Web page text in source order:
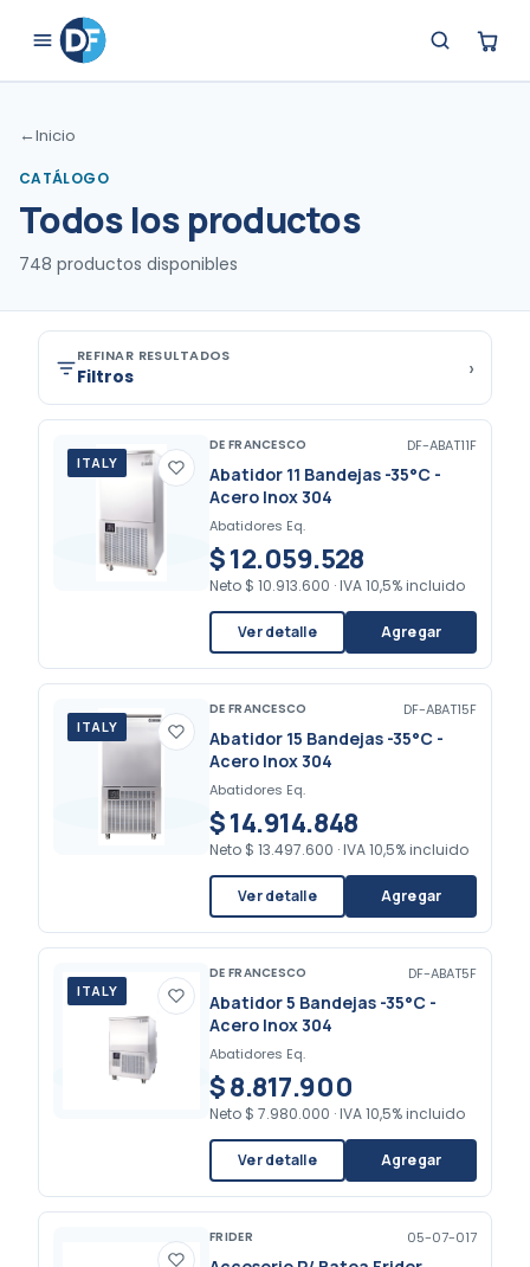
←Inicio
CATÁLOGO
Todos los productos
748 productos disponibles
REFINAR RESULTADOS
Filtros ›
ITALY
DE FRANCESCO DF-ABAT11F
Abatidor 11 Bandejas -35°C -
Acero Inox 304
Abatidores Eq.
$ 12.059.528
Neto $ 10.913.600 · IVA 10,5% incluido
Ver detalle Agregar
ITALY
DE FRANCESCO DF-ABAT15F
Abatidor 15 Bandejas -35°C -
Acero Inox 304
Abatidores Eq.
$ 14.914.848
Neto $ 13.497.600 · IVA 10,5% incluido
Ver detalle Agregar
ITALY
DE FRANCESCO DF-ABAT5F
Abatidor 5 Bandejas -35°C -
Acero Inox 304
Abatidores Eq.
$ 8.817.900
Neto $ 7.980.000 · IVA 10,5% incluido
Ver detalle Agregar
FRIDER 05-07-017